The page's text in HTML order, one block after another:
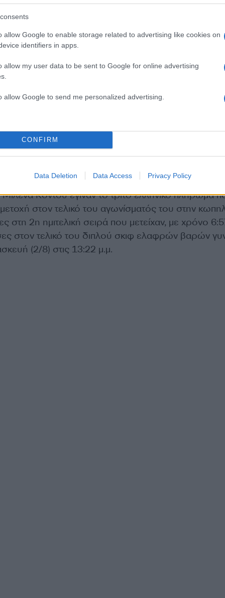
allow Google to enable storage related to advertising like cookies on
identifiers in apps.
allow my user data to be sent to Google for online advertising
allow Google to send me personalized advertising.
CONFIRM
Data Deletion Data Access Privacy Policy
του διπλού σκιφ ελαφρών βαρών. Οι Έλληνες
ως 2οι της 2ης ημιτελικής σειράς με χρόνο
Κοντού έγιναν το τρίτο ελληνικό πλήρωμα
στον τελικό του αγωνίσματός του στην
στη 2η ημιτελική σειρά που μετείχαν, με χρόνο
στον τελικό του διπλού σκιφ ελαφρών βαρών
(2/8) στις 13:22 μ.μ.